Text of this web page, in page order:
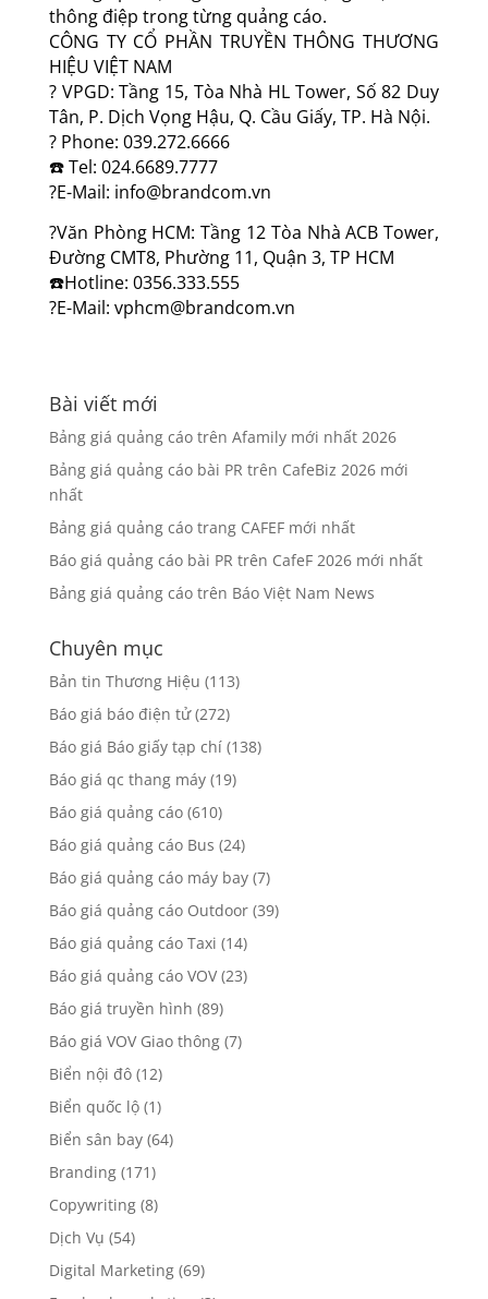
thông điệp trong từng quảng cáo.
CÔNG TY CỔ PHẦN TRUYỀN THÔNG THƯƠNG
HIỆU VIỆT NAM
? VPGD: Tầng 15, Tòa Nhà HL Tower, Số 82 Duy
Tân, P. Dịch Vọng Hậu, Q. Cầu Giấy, TP. Hà Nội.
? Phone: 039.272.6666
☎️ Tel: 024.6689.7777
?E-Mail: info@brandcom.vn
?Văn Phòng HCM: Tầng 12 Tòa Nhà ACB Tower,
Đường CMT8, Phường 11, Quận 3, TP HCM
☎️Hotline: 0356.333.555
?E-Mail: vphcm@brandcom.vn
Bài viết mới
Bảng giá quảng cáo trên Afamily mới nhất 2026
Bảng giá quảng cáo bài PR trên CafeBiz 2026 mới
nhất
Bảng giá quảng cáo trang CAFEF mới nhất
Báo giá quảng cáo bài PR trên CafeF 2026 mới nhất
Bảng giá quảng cáo trên Báo Việt Nam News
Chuyên mục
Bản tin Thương Hiệu (113)
Báo giá báo điện tử(272)
Báo giá Báo giấy tạp chí(138)
Báo giá qc thang máy(19)
Báo giá quảng cáo(610)
Báo giá quảng cáo Bus (24)
Báo giá quảng cáo máy bay(7)
Báo giá quảng cáo Outdoor(39)
Báo giá quảng cáo Taxi (14)
Báo giá quảng cáo VOV(23)
Báo giá truyền hình (89)
Báo giá VOV Giao thông(7)
Biển nội đô(12)
Biển quốc lộ(1)
Biển sân bay(64)
Branding(171)
Copywriting(8)
Dịch Vụ (54)
Digital Marketing(69)